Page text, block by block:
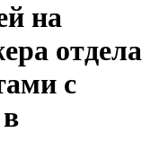
на
отдела
с